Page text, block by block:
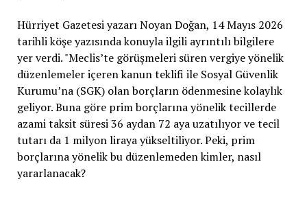
Hürriyet Gazetesi yazarı Noyan Doğan, 14 Mayıs 2026
tarihli köşe yazısında konuyla ilgili ayrıntılı bilgilere
yer verdi. "Meclis’te görüşmeleri süren vergiye yönelik
düzenlemeler içeren kanun teklifi ile Sosyal Güvenlik
Kurumu’na (SGK) olan borçların ödenmesine kolaylık
geliyor. Buna göre prim borçlarına yönelik tecillerde
azami taksit süresi 36 aydan 72 aya uzatılıyor ve tecil
tutarı da 1 milyon liraya yükseltiliyor. Peki, prim
borçlarına yönelik bu düzenlemeden kimler, nasıl
yararlanacak?